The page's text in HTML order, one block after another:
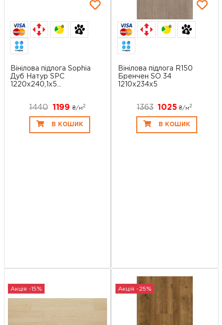
6
Вінілова підлога Sophia
Дуб Натур SPC
1220х240,1х5...
1440 1199 ₴/м 2
В КОШИК
6
Вінілова підлога R150
Бренчен SO 34
1210x234x5
1363 1025₴/м2
В КОШИК
Акція -15% Акція -25%